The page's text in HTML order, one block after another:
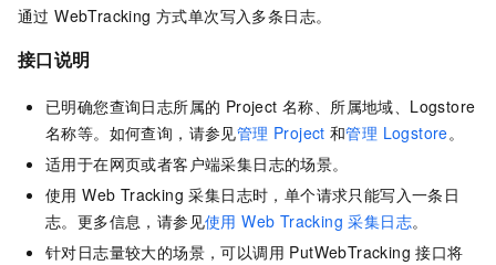
通过 WebTracking 方式单次写入多条日志。
接口说明
已明确您查询日志所属的 Project 名称、所属地域、Logstore
名称等。如何查询，请参见管理 Project 和管理 Logstore。
适用于在网页或者客户端采集日志的场景。
使用 Web Tracking 采集日志时，单个请求只能写入一条日
志。更多信息，请参见使用 Web Tracking 采集日志。
针对日志量较大的场景，可以调用 PutWebTracking 接口将